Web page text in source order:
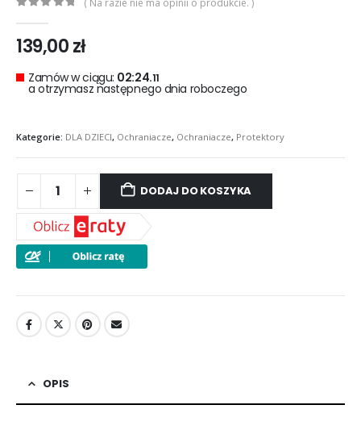
( Na razie nie ma opinii o produkcie. )
139,00zł
Zamów w ciągu: 02:24.11
a otrzymasz następnego dnia roboczego
Kategorie: DLA DZIECI, Ochraniacze, Ochraniacze, Protektory
DODAJ DO KOSZYKA
OPIS